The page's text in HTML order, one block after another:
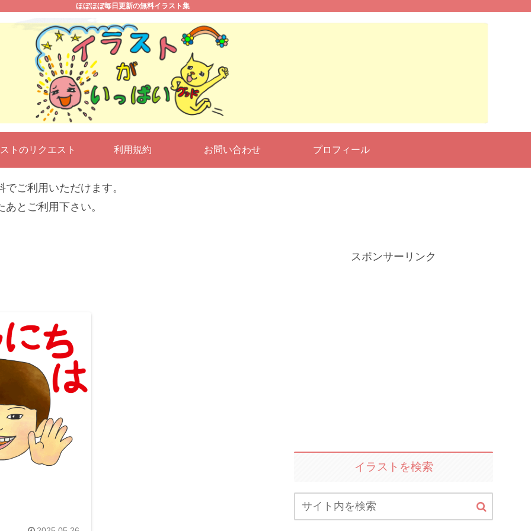
ほぼほぼ毎日更新の無料イラスト集
トのリクエスト 利用規約 お問い合わせ プロフィール
ご利用いただけます。
とご利用下さい。
スポンサーリンク
イラストを検索